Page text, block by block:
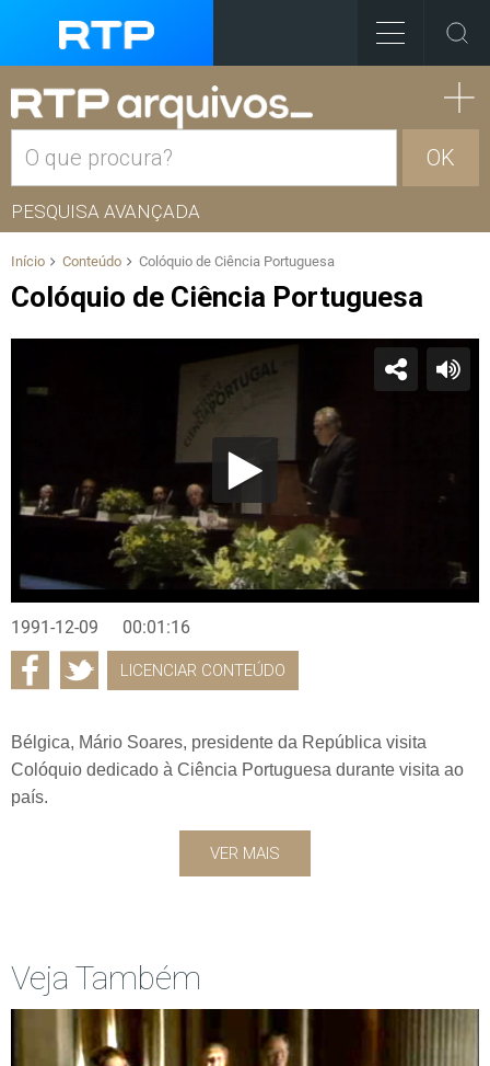
OK
PESQUISA AVANÇADA
Início Conteúdo Colóquio de Ciência Portuguesa
Colóquio de Ciência Portuguesa
1991-12-09 00:01:16
LICENCIAR CONTEÚDO
Bélgica, Mário Soares, presidente da República visita
Colóquio dedicado à Ciência Portuguesa durante visita ao
país.
VER MAIS
Veja Também